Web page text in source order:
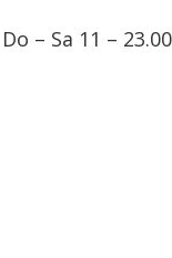
– Sa 11 –